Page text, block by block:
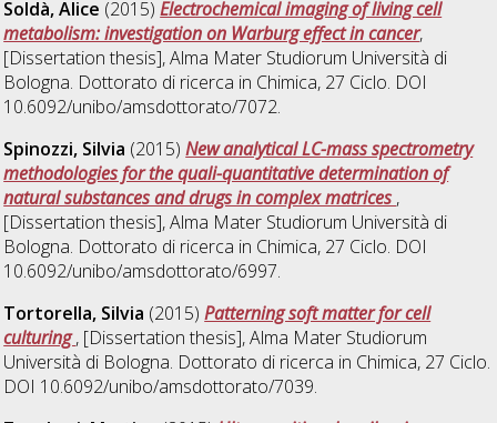
Soldà, Alice (2015)Electrochemical imaging of living cell
metabolism: investigation on Warburg effect in cancer,
[Dissertation thesis], Alma Mater Studiorum Università di
Bologna. Dottorato di ricerca in Chimica, 27 Ciclo. DOI
10.6092/unibo/amsdottorato/7072.
Spinozzi, Silvia (2015)New analytical LC-mass spectrometry
methodologies for the quali-quantitative determination of
natural substances and drugs in complex matrices ,
[Dissertation thesis], Alma Mater Studiorum Università di
Bologna. Dottorato di ricerca in Chimica, 27 Ciclo. DOI
10.6092/unibo/amsdottorato/6997.
Tortorella, Silvia (2015)Patterning soft matter for cell
culturing, [Dissertation thesis], Alma Mater Studiorum
Università di Bologna. Dottorato di ricerca in Chimica, 27 Ciclo.
DOI 10.6092/unibo/amsdottorato/7039.